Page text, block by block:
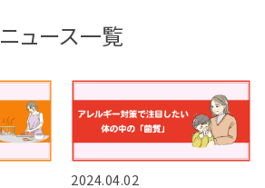
ニュース一覧
2024.04.02